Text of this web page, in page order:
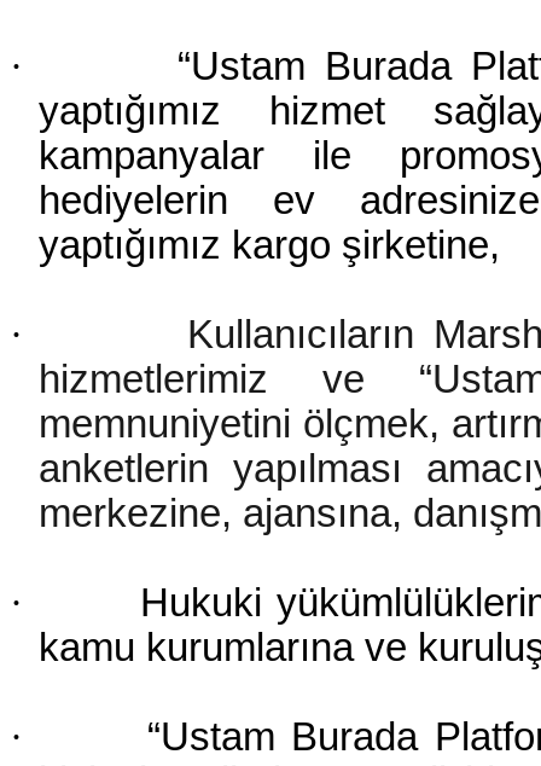
·
“Ustam Burada
yaptığımız hizmet
kampanyalar ile
hediyelerin ev
yaptığımız kargo şirketine,
·
Kullanıcıların
hizmetlerimiz ve
memnuniyetini ölçmek,
anketlerin yapılması
merkezine, ajansına,
·
Hukuki
kamu kurumlarına ve
·
“Ustam Burada